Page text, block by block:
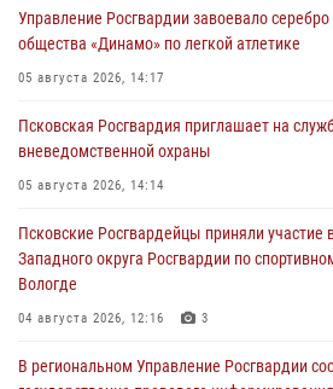
Управление Росгвардии завоевало
общества «Динамо» по легкой атлетике
05 августа 2026, 14:17
Псковская Росгвардия приглашает на
вневедомственной охраны
05 августа 2026, 14:14
Псковские Росгвардейцы приняли участие
Западного округа Росгвардии по
Вологде
04 августа 2026, 12:16 3
В региональном Управление Росгвардии